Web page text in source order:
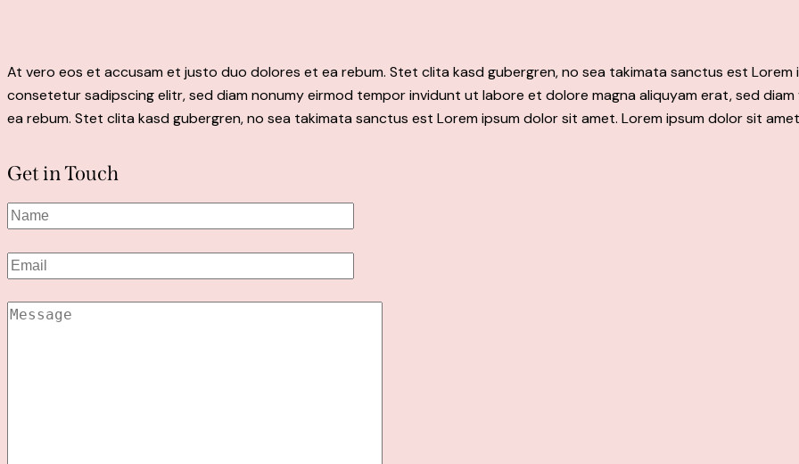
At vero eos et accusam et justo duo dolores et ea rebum. Stet clita kasd gubergren, no sea takimata sanctus est
consetetur sadipscing elitr, sed diam nonumy eirmod tempor invidunt ut labore et dolore magna aliquyam erat, sed
ea rebum. Stet clita kasd gubergren, no sea takimata sanctus est Lorem ipsum dolor sit amet. Lorem ipsum dolor sit
Get in Touch